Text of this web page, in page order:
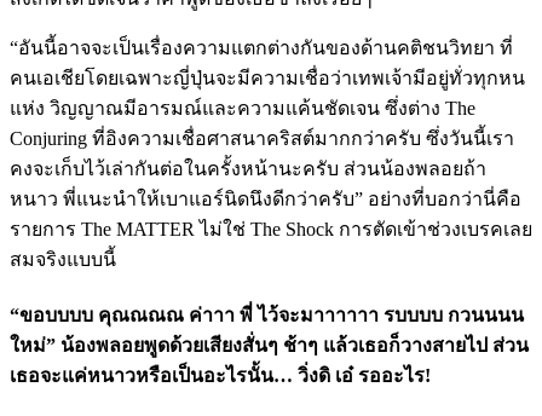
“อันนี้อาจจะเป็นเรื่องความแตกต่างกันของด้านคติชนวิทยา ที่
คนเอเชียโดยเฉพาะญี่ปุ่นจะมีความเชื่อว่าเทพเจ้ามีอยู่ทั่วทุกหน
แห่ง วิญญาณมีอารมณ์และความแค้นชัดเจน ซึ่งต่าง The
Conjuring ที่อิงความเชื่อศาสนาคริสต์มากกว่าครับ ซึ่งวันนี้เรา
คงจะเก็บไว้เล่ากันต่อในครั้งหน้านะครับ ส่วนน้องพลอยถ้า
หนาว พี่แนะนำให้เบาแอร์นิดนึงดีกว่าครับ” อย่างที่บอกว่านี่คือ
รายการ The MATTER ไม่ใช่ The Shock การตัดเข้าช่วงเบรคเลย
สมจริงแบบนี้
“ขอบบบบ คุณณณณ ค่าาา พี่ ไว้จะมาาาาาา รบบบบ กวนนนน
ใหม่” น้องพลอยพูดด้วยเสียงสั่นๆ ช้าๆ แล้วเธอก็วางสายไป ส่วน
เธอจะแค่หนาวหรือเป็นอะไรนั้น… วิ่งดิ เอ๋ รออะไร!